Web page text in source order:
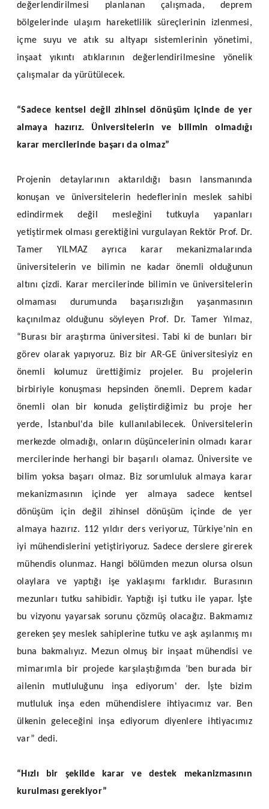
değerlendirilmesi planlanan çalışmada, deprem
bölgelerinde ulaşım hareketlilik süreçlerinin izlenmesi,
içme suyu ve atık su altyapı sistemlerinin yönetimi,
inşaat yıkıntı atıklarının değerlendirilmesine yönelik
çalışmalar da yürütülecek.
“Sadece kentsel değil zihinsel dönüşüm içinde de yer
almaya hazırız. Üniversitelerin ve bilimin olmadığı
karar mercilerinde başarı da olmaz”
Projenin detaylarının aktarıldığı basın lansmanında
konuşan ve üniversitelerin hedeflerinin meslek sahibi
edindirmek değil mesleğini tutkuyla yapanları
yetiştirmek olması gerektiğini vurgulayan Rektör Prof. Dr.
Tamer YILMAZ ayrıca karar mekanizmalarında
üniversitelerin ve bilimin ne kadar önemli olduğunun
altını çizdi. Karar mercilerinde bilimin ve üniversitelerin
olmaması durumunda başarısızlığın yaşanmasının
kaçınılmaz olduğunu söyleyen Prof. Dr. Tamer Yılmaz,
“Burası bir araştırma üniversitesi. Tabi ki de bunları bir
görev olarak yapıyoruz. Biz bir AR-GE üniversitesiyiz en
önemli kolumuz ürettiğimiz projeler. Bu projelerin
birbiriyle konuşması hepsinden önemli. Deprem kadar
önemli olan bir konuda geliştirdiğimiz bu proje her
yerde, İstanbul'da bile kullanılabilecek. Üniversitelerin
merkezde olmadığı, onların düşüncelerinin olmadı karar
mercilerinde herhangi bir başarılı olamaz. Üniversite ve
bilim yoksa başarı olmaz. Biz sorumluluk almaya karar
mekanizmasının içinde yer almaya sadece kentsel
dönüşüm için değil zihinsel dönüşüm içinde de yer
almaya hazırız. 112 yıldır ders veriyoruz, Türkiye'nin en
iyi mühendislerini yetiştiriyoruz. Sadece derslere girerek
mühendis olunmaz. Hangi bölümden mezun olursa olsun
olaylara ve yaptığı işe yaklaşımı farklıdır. Burasının
mezunları tutku sahibidir. Yaptığı işi tutku ile yapar. İşte
bu vizyonu yayarsak sorunu çözmüş olacağız. Bakmamız
gereken şey meslek sahiplerine tutku ve aşk aşılanmış mı
buna bakmalıyız. Mezun olmuş bir inşaat mühendisi ve
mimarımla bir projede karşılaştığımda ‘ben burada bir
ailenin mutluluğunu inşa ediyorum' der. İşte bizim
mutluluk inşa eden mühendislere ihtiyacımız var. Ben
ülkenin geleceğini inşa ediyorum diyenlere ihtiyacımız
var” dedi.
“Hızlı bir şekilde karar ve destek mekanizmasının
kurulması gerekiyor”